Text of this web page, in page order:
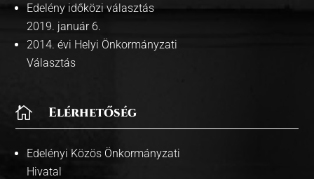
Edelény időközi választás
2019. január 6.
2014. évi Helyi Önkormányzati
Választás
 Elérhetőség
Edelényi Közös Önkormányzati
Hivatal